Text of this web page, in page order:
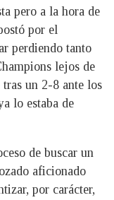
pero a la hora de
por el
perdiendo tanto
lejos de
tras un 2-8 ante los
lo estaba de
de buscar un
aficionado
por carácter,